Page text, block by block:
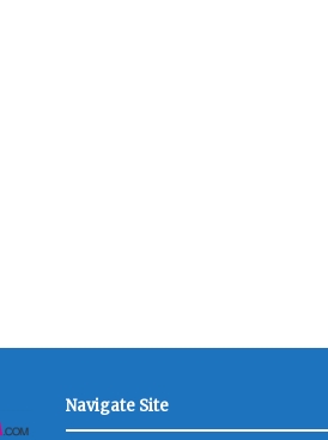
Navigate Site